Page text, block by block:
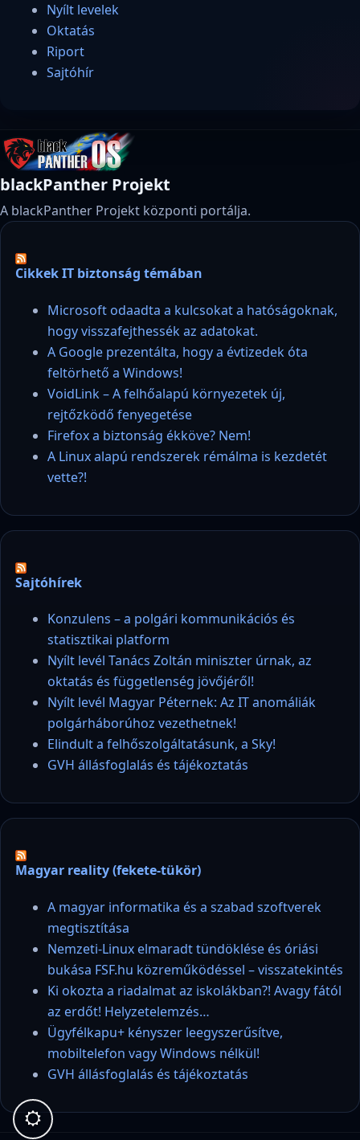
Nyílt levelek
Oktatás
Riport
Sajtóhír
blackPanther Projekt
A blackPanther Projekt központi portálja.
Cikkek IT biztonság témában
Microsoft odaadta a kulcsokat a hatóságoknak,
hogy visszafejthessék az adatokat.
A Google prezentálta, hogy a évtizedek óta
feltörhető a Windows!
VoidLink – A felhőalapú környezetek új,
rejtőzködő fenyegetése
Firefox a biztonság ékköve? Nem!
A Linux alapú rendszerek rémálma is kezdetét
vette?!
Sajtóhírek
Konzulens – a polgári kommunikációs és
statisztikai platform
Nyílt levél Tanács Zoltán miniszter úrnak, az
oktatás és függetlenség jövőjéről!
Nyílt levél Magyar Péternek: Az IT anomáliák
polgárháborúhoz vezethetnek!
Elindult a felhőszolgáltatásunk, a Sky!
GVH állásfoglalás és tájékoztatás
Magyar reality (fekete-tükör)
A magyar informatika és a szabad szoftverek
megtisztítása
Nemzeti-Linux elmaradt tündöklése és óriási
bukása FSF.hu közreműködéssel – visszatekintés
Ki okozta a riadalmat az iskolákban?! Avagy fától
az erdőt! Helyzetelemzés…
Ügyfélkapu+ kényszer leegyszerűsítve,
mobiltelefon vagy Windows nélkül!
GVH állásfoglalás és tájékoztatás